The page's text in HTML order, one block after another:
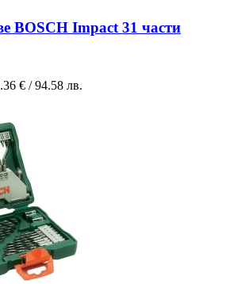
BOSCH Impact 31 части
€ / 94.58 лв.